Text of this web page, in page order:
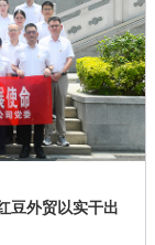
豆外贸以实干出